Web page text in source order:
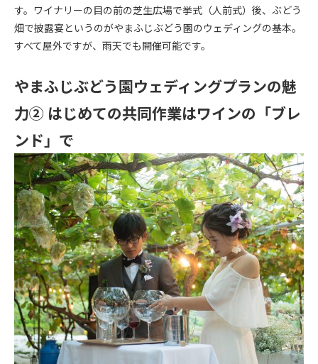
す。ワイナリーの目の前の芝生広場で挙式（人前式）後、ぶどう
畑で披露宴というのがやまふじぶどう園のウェディングの基本。
すべて屋外ですが、雨天でも開催可能です。
やまふじぶどう園ウェディングプランの魅
力② はじめての共同作業はワインの「ブレ
ンド」で